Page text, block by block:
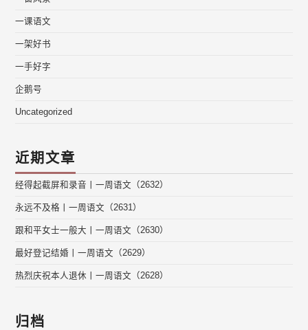
一课语文
一架好书
一手好字
企鹅号
Uncategorized
近期文章
经得起截屏和录音丨一周语文（2632）
永远不及格丨一周语文（2631）
跟和平女士一般大丨一周语文（2630）
最好登记结婚丨一周语文（2629）
热烈庆祝本人退休丨一周语文（2628）
归档